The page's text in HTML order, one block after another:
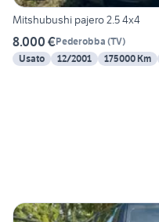
Mitshubushi pajero 2.5 4x4
8.000 €Pederobba (TV)
Usato
12/2001 175000 Km